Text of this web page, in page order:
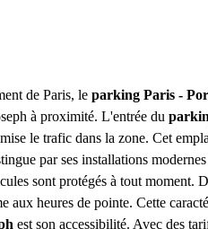
de Paris, le parking Paris -
à proximité. L'entrée du
le trafic dans la zone. Cet
par ses installations
sont protégés à tout moment.
aux heures de pointe. Cette
est son accessibilité. Avec des